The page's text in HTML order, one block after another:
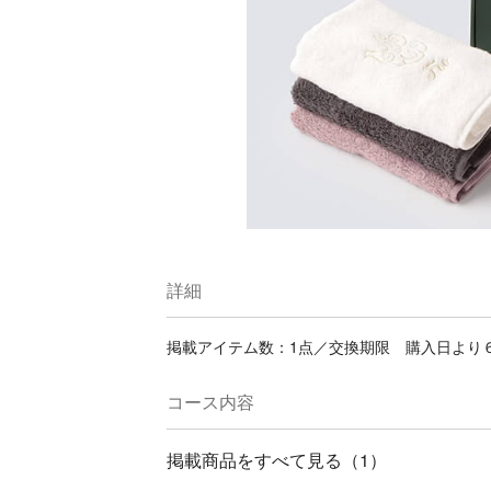
詳細
掲載アイテム数：1点／交換期限 購入日より
コース内容
掲載商品をすべて見る（1）